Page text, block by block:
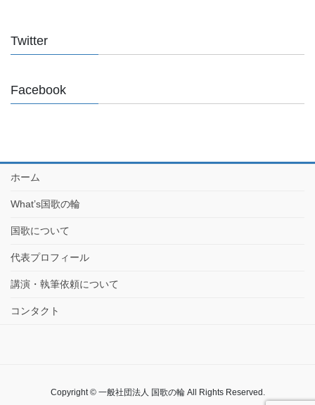
Twitter
Facebook
ホーム
What’s国歌の輪
国歌について
代表プロフィール
講演・執筆依頼について
コンタクト
Copyright © 一般社団法人 国歌の輪 All Rights Reserved.